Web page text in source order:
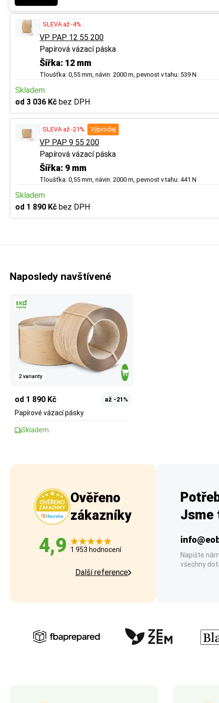
SLEVA až -4%
VP PAP 12 55 200
Papírová vázací páska
Šířka: 12 mm
Tloušťka: 0,55 mm, návin: 2000 m, pevnost v tahu: 539 N
Skladem
od 3 036 Kč bez DPH
SLEVA až -21% Výprodej
VP PAP 9 55 200
Papírová vázací páska
Šířka: 9 mm
Tloušťka: 0,55 mm, návin: 2000 m, pevnost v tahu: 441 N
Skladem
od 1 890 Kč bez DPH
Naposledy navštívené
2 varianty
od 1 890 Kč až -21%
Papírové vázací pásky
Skladem
Ověřeno
zákazníky
4,9 1 953 hodnocení
Další reference
Jsme
Napište
všechny